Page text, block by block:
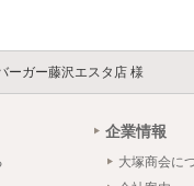
ーガー藤沢エスタ店 様
企業情報
大塚商会に